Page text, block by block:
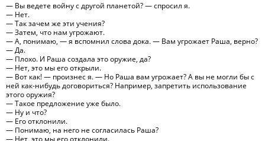
— Вы ведете войну с другой планетой? — спросил я.
— Нет.
— Так зачем же эти учения?
— Затем, что нам угрожают.
— А, понимаю, — я вспомнил слова дока. — Вам угрожает Раша, верно?
— Да.
— Плохо. И Раша создала это оружие, да?
— Нет, это мы его открыли.
— Вот как! — произнес я. — Но Раша вам угрожает? А вы не могли бы с
ней как-нибудь договориться? Например, запретить использование
этого оружия?
— Такое предложение уже было.
— Ну и что?
— Его отклонили.
— Понимаю, на него не согласилась Раша?